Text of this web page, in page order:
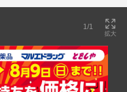
1/1
拡大